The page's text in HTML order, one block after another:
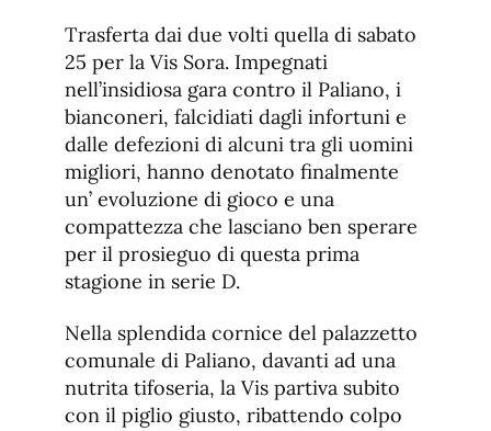
de
fuente
de
fuente.
Trasferta dai due volti quella di sabato
25 per la Vis Sora. Impegnati
nell’insidiosa gara contro il Paliano, i
bianconeri, falcidiati dagli infortuni e
dalle defezioni di alcuni tra gli uomini
migliori, hanno denotato finalmente
un’ evoluzione di gioco e una
compattezza che lasciano ben sperare
per il prosieguo di questa prima
stagione in serie D.
Nella splendida cornice del palazzetto
comunale di Paliano, davanti ad una
nutrita tifoseria, la Vis partiva subito
con il piglio giusto, ribattendo colpo